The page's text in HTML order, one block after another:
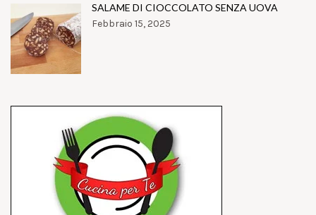
SALAME DI CIOCCOLATO SENZA UOVA
Febbraio 15, 2025